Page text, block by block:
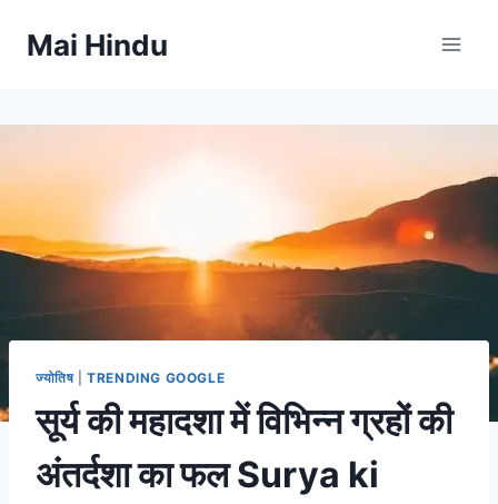
Mai Hindu
ज्योतिष|TRENDING GOOGLE
सूर्य की महादशा में विभिन्न ग्रहों की
अंतर्दशा का फल Surya ki